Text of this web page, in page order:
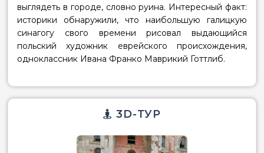
выглядеть в городе, словно руина. Интересный факт:
историки обнаружили, что наибольшую галицкую
синагогу свого времени рисовал выдающийся
польский художник еврейского происхождения,
одноклассник Ивана Франко Маврикий Готтлиб.
3D-ТУР